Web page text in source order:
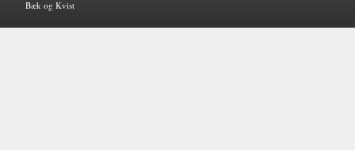
Bæk og Kvist